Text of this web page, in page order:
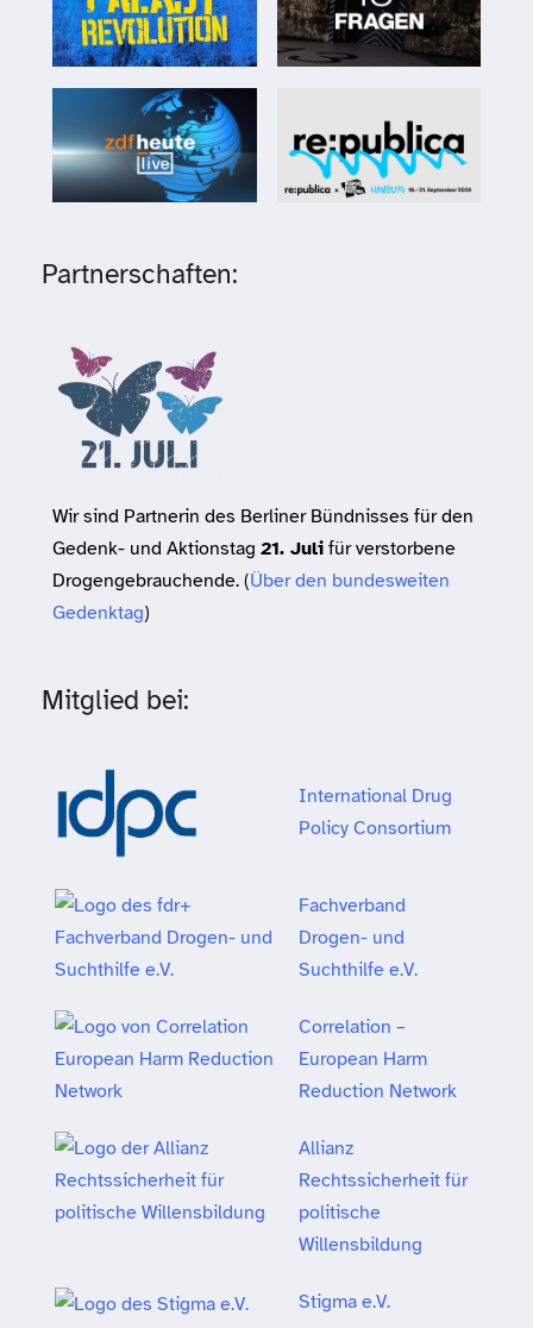
Partnerschaften:
Wir sind Partnerin des Berliner Bündnisses für den
Gedenk- und Aktionstag 21. Julifür verstorbene
Drogengebrauchende. (Über den bundesweiten
Gedenktag)
Mitglied bei:
International Drug
Policy Consortium
Fachverband
Drogen- und
Suchthilfe e.V.
Correlation –
European Harm
Reduction Network
Allianz
Rechtssicherheit für
politische
Willensbildung
Stigma e.V.